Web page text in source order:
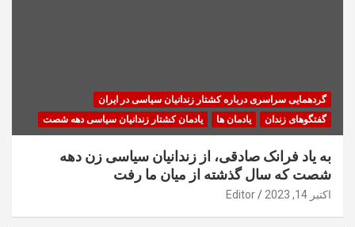
گردهمایی سراسری درباره کشتار زندانیان سیاسی در ایران
گفتگوهای زندان
یادمان ها یادمان کشتار زندانیان سیاسی دهه شصت
به یاد فرانک صادقی، از زندانیان سیاسی زن دهه
شصت که سال گذشته از میان ما رفت
اکتبر 14, 2023 Editor